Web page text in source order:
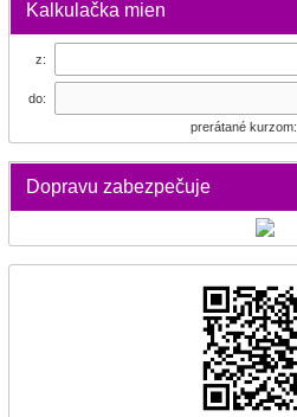
Kalkulačka mien
z:
do:
prerátané kurzom:
Dopravu zabezpečuje